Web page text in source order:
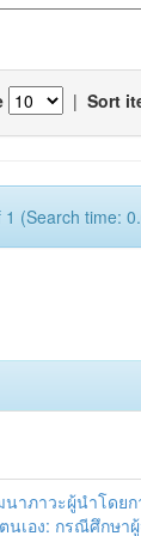
| Sort
1 (Search time:
าภาวะผู้นำโดย
เอง: กรณีศึกษา